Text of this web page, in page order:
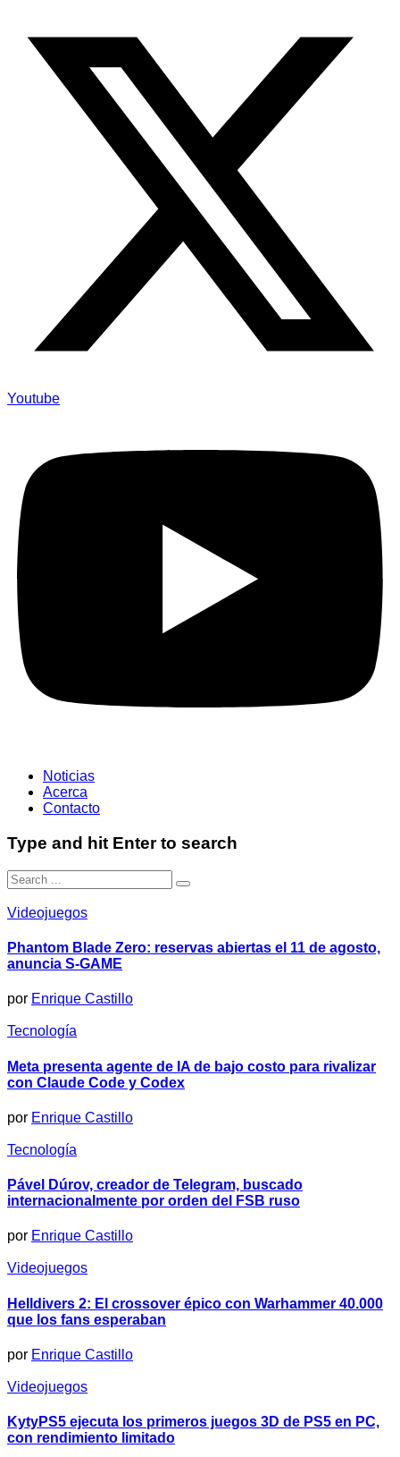
Youtube
Noticias
Acerca
Contacto
Type and hit Enter to search
Videojuegos
Phantom Blade Zero: reservas abiertas el 11 de agosto,
anuncia S-GAME
por Enrique Castillo
Tecnología
Meta presenta agente de IA de bajo costo para rivalizar
con Claude Code y Codex
por Enrique Castillo
Tecnología
Pável Dúrov, creador de Telegram, buscado
internacionalmente por orden del FSB ruso
por Enrique Castillo
Videojuegos
Helldivers 2: El crossover épico con Warhammer 40.000
que los fans esperaban
por Enrique Castillo
Videojuegos
KytyPS5 ejecuta los primeros juegos 3D de PS5 en PC,
con rendimiento limitado